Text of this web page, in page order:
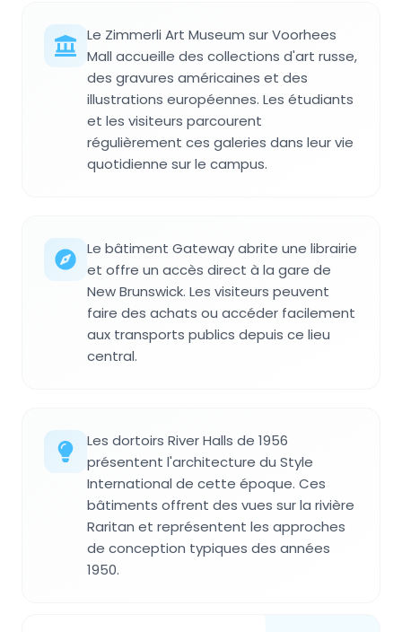
Le Zimmerli Art Museum sur Voorhees
Mall accueille des collections d'art russe,
des gravures américaines et des
illustrations européennes. Les étudiants
et les visiteurs parcourent
régulièrement ces galeries dans leur vie
quotidienne sur le campus.
Le bâtiment Gateway abrite une librairie
et offre un accès direct à la gare de
New Brunswick. Les visiteurs peuvent
faire des achats ou accéder facilement
aux transports publics depuis ce lieu
central.
Les dortoirs River Halls de 1956
présentent l'architecture du Style
International de cette époque. Ces
bâtiments offrent des vues sur la rivière
Raritan et représentent les approches
de conception typiques des années
1950.